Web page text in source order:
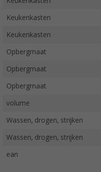
Keukenkasten
Keukenkasten
Opbergmaat
Opbergmaat
Opbergmaat
volume
Wassen, drogen, strijken
Wassen, drogen, strijken
ean